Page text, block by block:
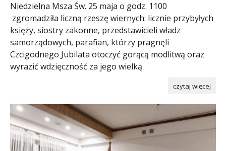
Niedzielna Msza Św. 25 maja o godz. 1100
zgromadziła liczną rzeszę wiernych: licznie przybyłych
księży, siostry zakonne, przedstawicieli władz
samorządowych, parafian, którzy pragnęli
Czcigodnego Jubilata otoczyć gorącą modlitwą oraz
wyrazić wdzięczność za jego wielką
czytaj więcej